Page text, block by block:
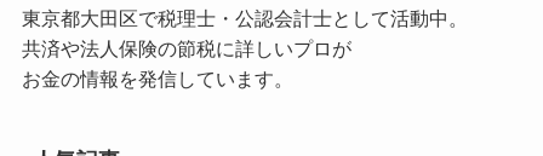
東京都大田区で税理士・公認会計士として活動中。
共済や法人保険の節税に詳しいプロが
お金の情報を発信しています。